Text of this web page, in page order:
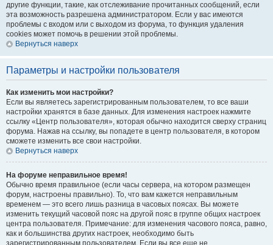
другие функции, такие, как отслеживание прочитанных сообщений, если
эта возможность разрешена администратором. Если у вас имеются
проблемы с входом или с выходом из форума, то функция удаления
cookies может помочь в решении этой проблемы.
Вернуться наверх
Параметры и настройки пользователя
Как изменить мои настройки?
Если вы являетесь зарегистрированным пользователем, то все ваши
настройки хранятся в базе данных. Для изменения настроек нажмите
ссылку «Центр пользователя», которая обычно находится сверху страниц
форума. Нажав на ссылку, вы попадете в центр пользователя, в котором
сможете изменить все свои настройки.
Вернуться наверх
На форуме неправильное время!
Обычно время правильное (если часы сервера, на котором размещен
форум, настроены правильно). То, что вам кажется неправильным
временем — это всего лишь разница в часовых поясах. Вы можете
изменить текущий часовой пояс на другой пояс в группе общих настроек
центра пользователя. Примечание: для изменения часового пояса, равно,
как и большинства других настроек, необходимо быть
зарегистрированным пользователем. Если вы все еще не